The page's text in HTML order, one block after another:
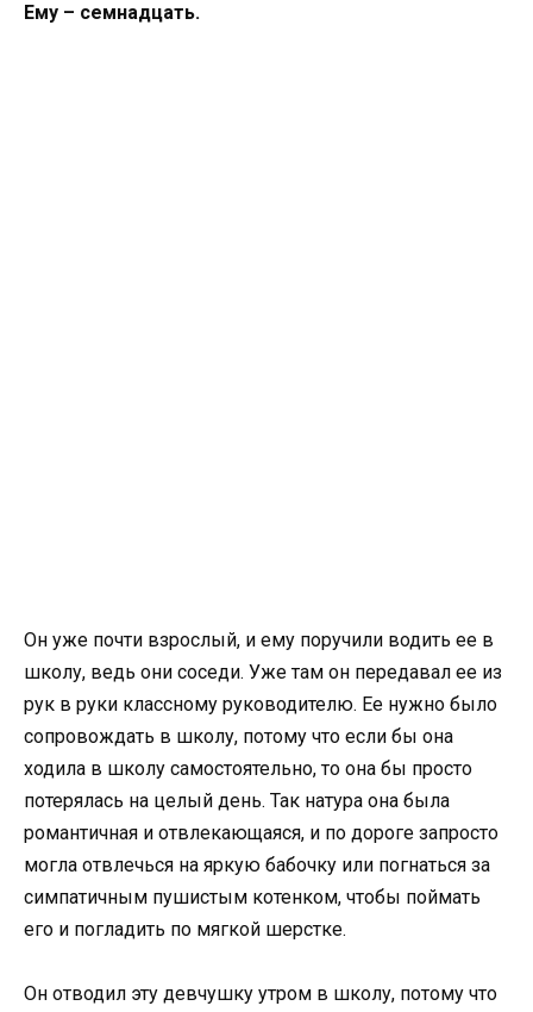
Ему – семнадцать.
Он уже почти взрослый, и ему поручили водить ее в
школу, ведь они соседи. Уже там он передавал ее из
рук в руки классному руководителю. Ее нужно было
сопровождать в школу, потому что если бы она
ходила в школу самостоятельно, то она бы просто
потерялась на целый день. Так натура она была
романтичная и отвлекающаяся, и по дороге запросто
могла отвлечься на яркую бабочку или погнаться за
симпатичным пушистым котенком, чтобы поймать
его и погладить по мягкой шерстке.
Он отводил эту девчушку утром в школу, потому что